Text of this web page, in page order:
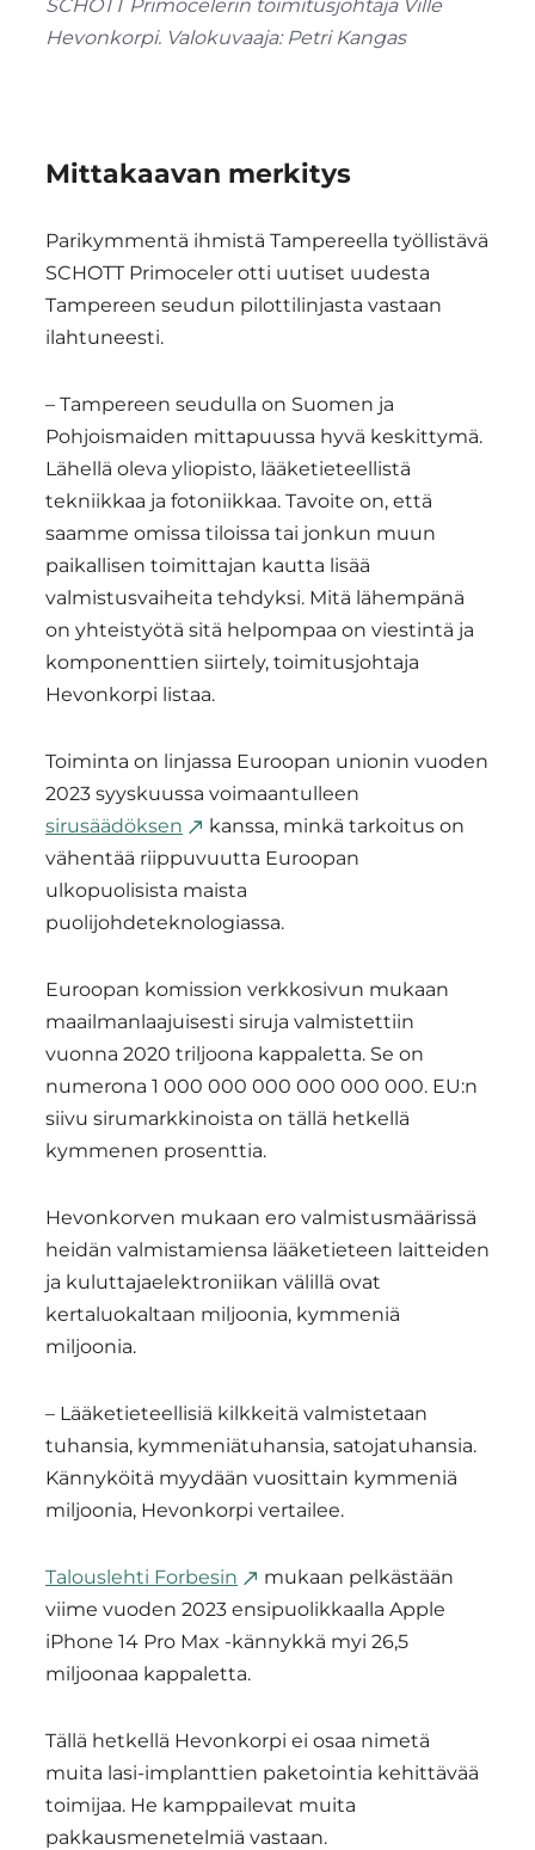
SCHOTT Primocelerin toimitusjohtaja Ville
Hevonkorpi. Valokuvaaja: Petri Kangas
Mittakaavan merkitys
Parikymmentä ihmistä Tampereella työllistävä
SCHOTT Primoceler otti uutiset uudesta
Tampereen seudun pilottilinjasta vastaan
ilahtuneesti.
– Tampereen seudulla on Suomen ja
Pohjoismaiden mittapuussa hyvä keskittymä.
Lähellä oleva yliopisto, lääketieteellistä
tekniikkaa ja fotoniikkaa. Tavoite on, että
saamme omissa tiloissa tai jonkun muun
paikallisen toimittajan kautta lisää
valmistusvaiheita tehdyksi. Mitä lähempänä
on yhteistyötä sitä helpompaa on viestintä ja
komponenttien siirtely, toimitusjohtaja
Hevonkorpi listaa.
Toiminta on linjassa Euroopan unionin vuoden
2023 syyskuussa voimaantulleen
sirusäädöksen
kanssa, minkä tarkoitus on
vähentää riippuvuutta Euroopan
ulkopuolisista maista
puolijohdeteknologiassa.
Euroopan komission verkkosivun mukaan
maailmanlaajuisesti siruja valmistettiin
vuonna 2020 triljoona kappaletta. Se on
numerona 1 000 000 000 000 000 000. EU:n
siivu sirumarkkinoista on tällä hetkellä
kymmenen prosenttia.
Hevonkorven mukaan ero valmistusmäärissä
heidän valmistamiensa lääketieteen laitteiden
ja kuluttajaelektroniikan välillä ovat
kertaluokaltaan miljoonia, kymmeniä
miljoonia.
– Lääketieteellisiä kilkkeitä valmistetaan
tuhansia, kymmeniätuhansia, satojatuhansia.
Kännyköitä myydään vuosittain kymmeniä
miljoonia, Hevonkorpi vertailee.
Talouslehti Forbesin
mukaan pelkästään
viime vuoden 2023 ensipuolikkaalla Apple
iPhone 14 Pro Max -kännykkä myi 26,5
miljoonaa kappaletta.
Tällä hetkellä Hevonkorpi ei osaa nimetä
muita lasi-implanttien paketointia kehittävää
toimijaa. He kamppailevat muita
pakkausmenetelmiä vastaan.